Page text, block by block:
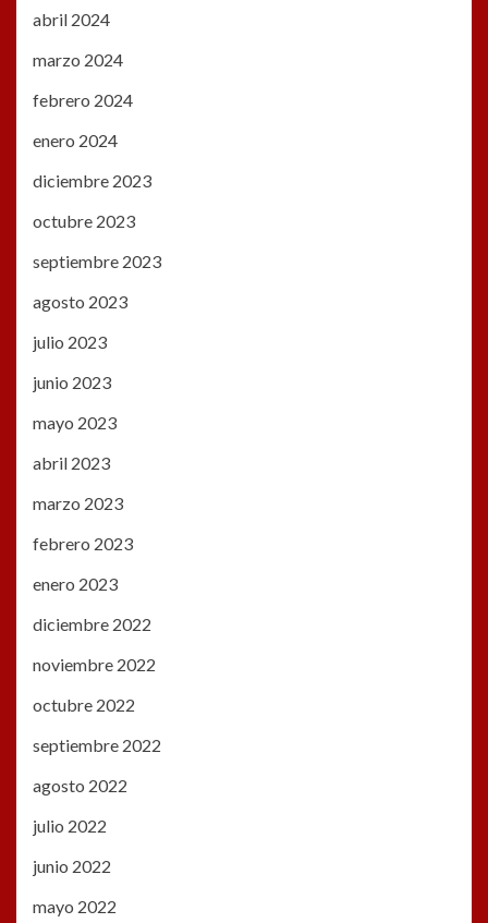
abril 2024
marzo 2024
febrero 2024
enero 2024
diciembre 2023
octubre 2023
septiembre 2023
agosto 2023
julio 2023
junio 2023
mayo 2023
abril 2023
marzo 2023
febrero 2023
enero 2023
diciembre 2022
noviembre 2022
octubre 2022
septiembre 2022
agosto 2022
julio 2022
junio 2022
mayo 2022